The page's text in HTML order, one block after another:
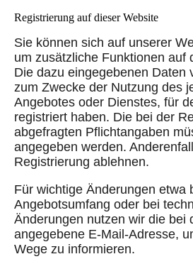
Registrierung auf dieser Website
Sie können sich auf unserer
um zusätzliche Funktionen auf
Die dazu eingegebenen Daten
zum Zwecke der Nutzung des
Angebotes oder Dienstes, für
registriert haben. Die bei der
abgefragten Pflichtangaben
angegeben werden.
Registrierung ablehnen.
Für wichtige Änderungen etwa
Angebotsumfang oder bei
Änderungen nutzen wir die bei
angegebene E-Mail-Adresse,
Wege zu informieren.